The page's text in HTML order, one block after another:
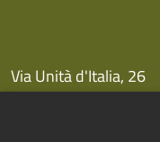
Via Unità d'Italia, 26